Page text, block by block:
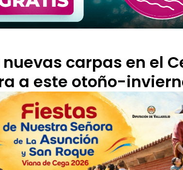
carpas en el
a este otoño-